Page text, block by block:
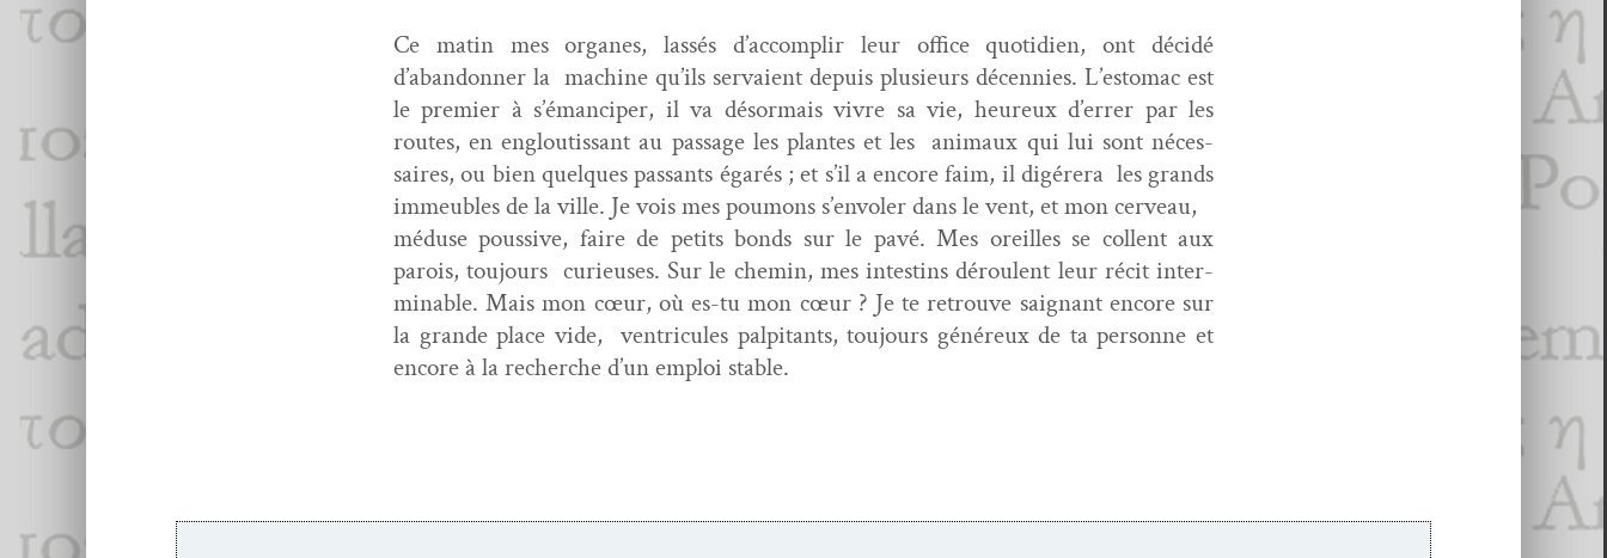
Ce matin mes organes, lassés d’accomplir leur office quo­ti­di­en, ont décidé
d’abandonner la machine qu’ils ser­vaient depuis plusieurs décen­nies. L’estomac est
le pre­mier à s’émanciper, il va désor­mais vivre sa vie, heureux d’errer par les
routes, en engloutis­sant au pas­sage les plantes et les ani­maux qui lui sont néces­
saires, ou bien quelques pas­sants égarés ; et s’il a encore faim, il digér­era les grands
immeubles de la ville. Je vois mes poumons s’envoler dans le vent, et mon cerveau,
méduse pous­sive, faire de petits bonds sur le pavé. Mes oreilles se col­lent aux
parois, tou­jours curieuses. Sur le chemin, mes intestins déroulent leur réc­it inter­
minable. Mais mon cœur, où es-tu mon cœur ? Je te retrou­ve saig­nant encore sur
la grande place vide, ven­tricules pal­pi­tants, tou­jours généreux de ta per­son­ne et
encore à la recherche d’un emploi stable.